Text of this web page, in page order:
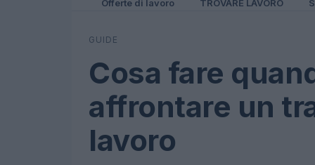
Offerte di lavoro TROVARE LAVORO
GUIDE
Cosa fare
affrontare un
lavoro